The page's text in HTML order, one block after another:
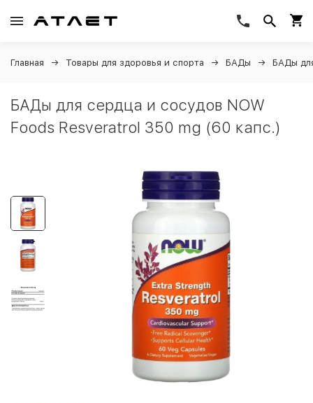
Главная Товары для здоровья и спорта БАДы БАДы
БАДы для сердца и сосудов NOW
Foods Resveratrol 350 mg (60 капс.)